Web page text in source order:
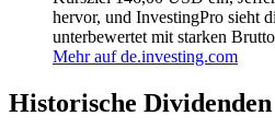
hervor, und InvestingPro sieht
unterbewertet mit starken
Mehr auf de.investing.com
Historische Dividenden